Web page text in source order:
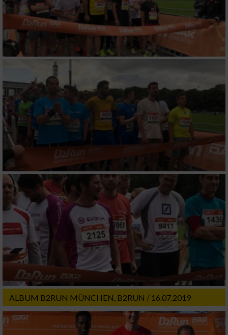
ALBUM B2RUN MÜNCHEN, B2RUN / 16.07.2019
Funktional
Werbung